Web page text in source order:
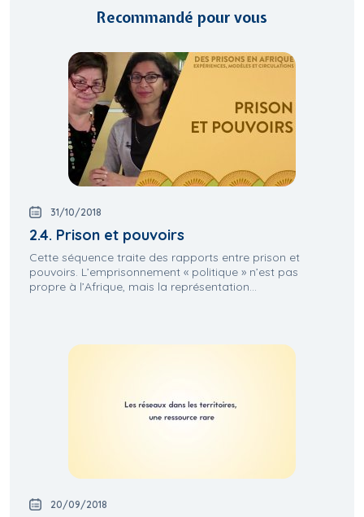
Recommandé pour vous
31/10/2018
2.4. Prison et pouvoirs
Cette séquence traite des rapports entre prison et
pouvoirs. L’emprisonnement « politique » n’est pas
propre à l’Afrique, mais la représentation...
20/09/2018